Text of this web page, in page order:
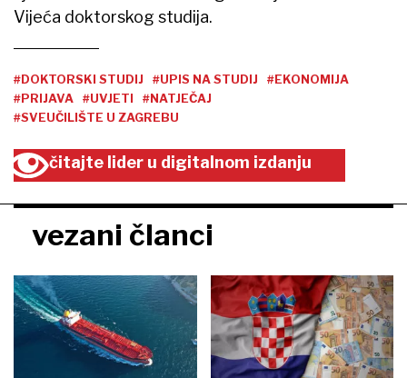
Vijeća doktorskog studija.
#DOKTORSKI STUDIJ #UPIS NA STUDIJ
#EKONOMIJA
#PRIJAVA
#UVJETI
#NATJEČAJ
#SVEUČILIŠTE U ZAGREBU
čitajte lider u digitalnom izdanju
vezani članci